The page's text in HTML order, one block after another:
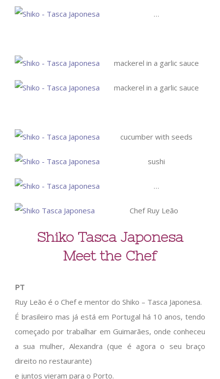
…
mackerel in a garlic sauce
mackerel in a garlic sauce
cucumber with seeds
sushi
…
Chef Ruy Leão
Shiko Tasca Japonesa
Meet the Chef
PT
Ruy Leão é o Chef e mentor do Shiko – Tasca Japonesa.
É brasileiro mas já está em Portugal há 10 anos, tendo
começado por trabalhar em Guimarães, onde conheceu
a sua mulher, Alexandra (que é agora o seu braço
direito no restaurante)
e juntos vieram para o Porto.